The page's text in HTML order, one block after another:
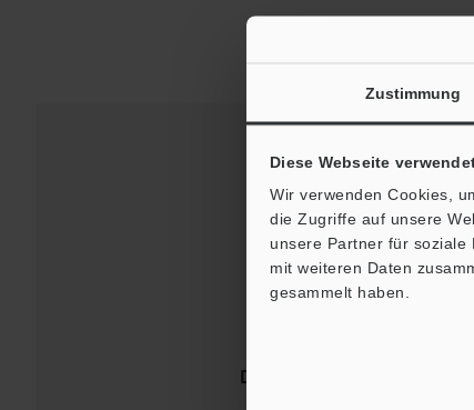
Zustimmung
Diese Webseite
Wir verwenden Cookies,
die Zugriffe auf unsere
unsere Partner für soziale
mit weiteren Daten
gesammelt haben.
Downloads: